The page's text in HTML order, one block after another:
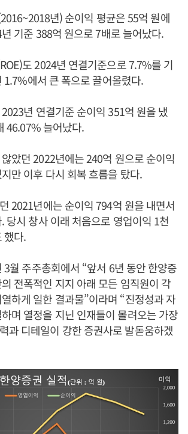
년) 순이익 평균은 55억 원에
기준 388억 원으로 7배로 늘어났다.
도 2024년 연결기준으로 7.7%를 기
1.7%에서 큰 폭으로 끌어올렸다.
년 연결기준 순이익 351억 원을 냈
46.07% 늘어났다.
았던 2022년에는 240억 원으로 순이익
만 이후 다시 회복 흐름을 탔다.
2021년에는 순이익 794억 원을 내면서
당시 창사 이래 처음으로 영업이익 1천
했다.
3월 주주총회에서 “앞서 6년 동안 한양증
전폭적인 지지 아래 모든 임직원이 각
하게 일한 결과물”이라며 “진정성과 자
며 열정을 지닌 인재들이 몰려오는 가장
과 디테일이 강한 증권사로 발돋움하겠